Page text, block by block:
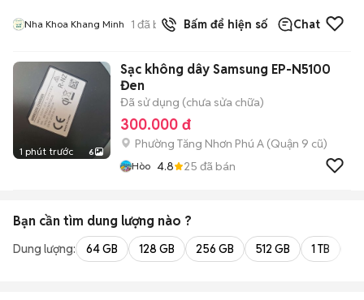
Nha Khoa Khang Minh 1 đã bán Bấm để hiện số Chat
1 phút trước 6
Sạc không dây Samsung EP-N5100
Đen
Đã sử dụng (chưa sửa chữa)
300.000 đ
Phường Tăng Nhơn Phú A (Quận 9 cũ)
Hòo 4.8 25 đã bán
Bạn cần tìm dung lượng nào ?
Dung lượng: 64 GB 128 GB 256 GB 512 GB 1 TB